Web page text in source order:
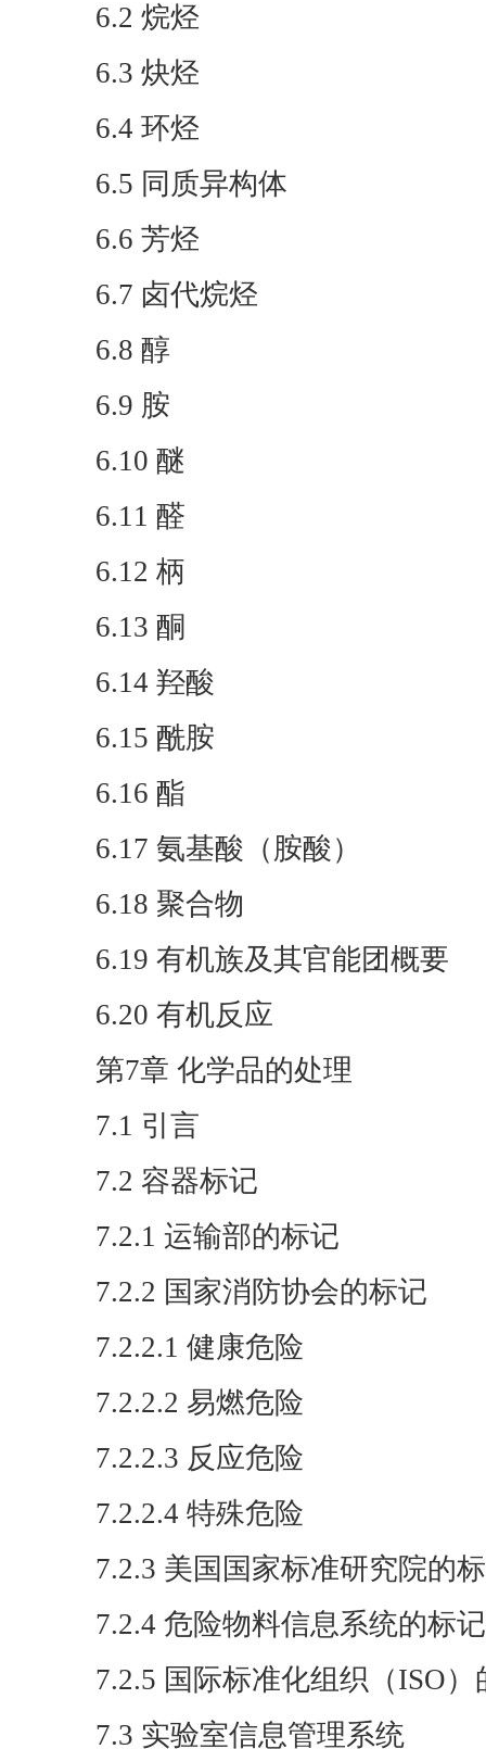
6.2 烷烃
6.3 炔烃
6.4 环烃
6.5 同质异构体
6.6 芳烃
6.7 卤代烷烃
6.8 醇
6.9 胺
6.10 醚
6.11 醛
6.12 柄
6.13 酮
6.14 羟酸
6.15 酰胺
6.16 酯
6.17 氨基酸（胺酸）
6.18 聚合物
6.19 有机族及其官能团概要
6.20 有机反应
第7章 化学品的处理
7.1 引言
7.2 容器标记
7.2.1 运输部的标记
7.2.2 国家消防协会的标记
7.2.2.1 健康危险
7.2.2.2 易燃危险
7.2.2.3 反应危险
7.2.2.4 特殊危险
7.2.3 美国国家标准研究院的
7.2.4 危险物料信息系统的标记
7.2.5 国际标准化组织（ISO）
7.3 实验室信息管理系统